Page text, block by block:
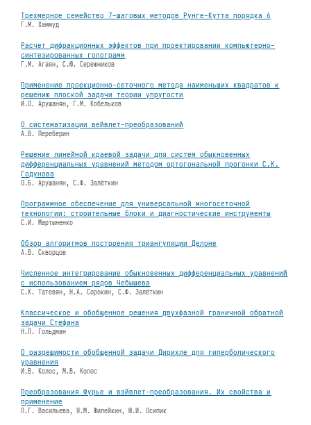
Трехмерное семейство 7-шаговых методов Рунге-Кутта порядка 6
Г.М. Хаммуд
Расчет дифракционных эффектов при проектировании компьютерно-
синтезированных голограмм
Г.М. Агаян, С.Ю. Сережников
Применение проекционно-сеточного метода наименьших квадратов к
решению плоской задачи теории упругости
И.О. Арушанян, Г.М. Кобельков
О систематизации вейвлет-преобразований
А.В. Переберин
Решение линейной краевой задачи для систем обыкновенных
дифференциальных уравнений методом ортогональной прогонки С.К.
Годунова
О.Б. Арушанян, С.Ф. Залëткин
Программное обеспечение для универсальной многосеточной
технологии: строительные блоки и диагностические инструменты
С.И. Мартыненко
Обзор алгоритмов построения триангуляции Делоне
А.В. Скворцов
Численное интегрирование обыкновенных дифференциальных уравнений
с использованием рядов Чебышева
С.К. Татевян, Н.А. Сорокин, С.Ф. Залëткин
Классическое и обобщенное решения двухфазной граничной обратной
задачи Стефана
Н.Л. Гольдман
О разрешимости обобщенной задачи Дирихле для гиперболического
уравнения
И.В. Колос, М.В. Колос
Преобразования Фурье и вэйвлет-преобразования. Их свойства и
применение
Л.Г. Васильева, Я.М. Жилейкин, Ю.И. Осипик